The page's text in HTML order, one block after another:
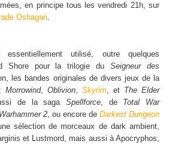
en principe tous les vendredi 21h, sur
Oshagan.
utilisé, outre quelques
Shore pour la trilogie duSeigneur des
les bandes originales de divers jeux de la
Morrowind, Oblivion, Skyrim, et The Elder
de la saga Spellforce, de Total War
2, ou encore de Darkest Dungeon
sélection de morceaux de dark ambient,
et Lustmord, mais aussi à Apocryphos,